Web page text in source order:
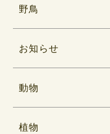
野鳥
お知らせ
動物
植物